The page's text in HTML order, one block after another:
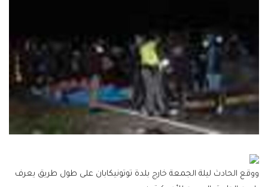
ووقع الحادث ليلة الجمعة خارج بلدة توتونيكابان على طول طريق يعرف